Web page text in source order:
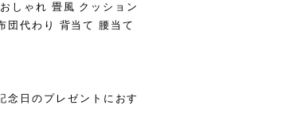
しゃれ 畳風 クッション
団代わり 背当て 腰当て
念日のプレゼントにおす